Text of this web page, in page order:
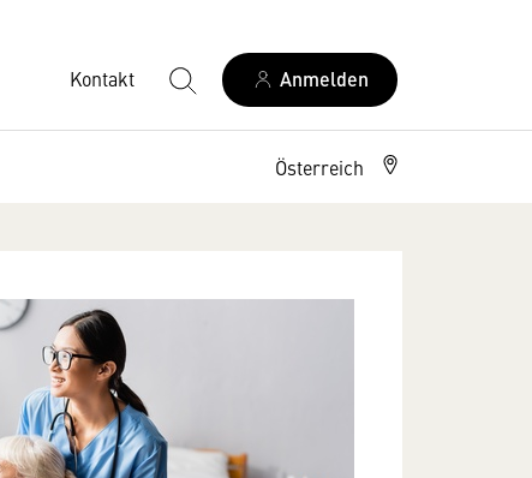
Kontakt Anmelden
Österreich